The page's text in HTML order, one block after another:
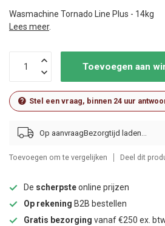
Wasmachine Tornado Line Plus - 14kg
Lees meer.
Toevoegen aan
Stel een vraag, binnen 24 uur
Op aanvraag
Toevoegen om te vergelijken Deel dit
De scherpsteonline prijzen
Op rekening B2B bestellen
Gratis bezorging vanaf €250 ex.